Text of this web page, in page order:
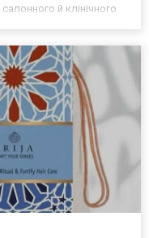
й клінічного